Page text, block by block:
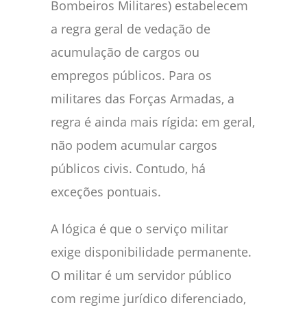
Bombeiros Militares) estabelecem
a regra geral de vedação de
acumulação de cargos ou
empregos públicos. Para os
militares das Forças Armadas, a
regra é ainda mais rígida: em geral,
não podem acumular cargos
públicos civis. Contudo, há
exceções pontuais.
A lógica é que o serviço militar
exige disponibilidade permanente.
O militar é um servidor público
com regime jurídico diferenciado,